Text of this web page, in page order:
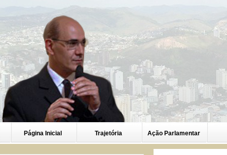
Página Inicial Trajetória Ação Parlamentar